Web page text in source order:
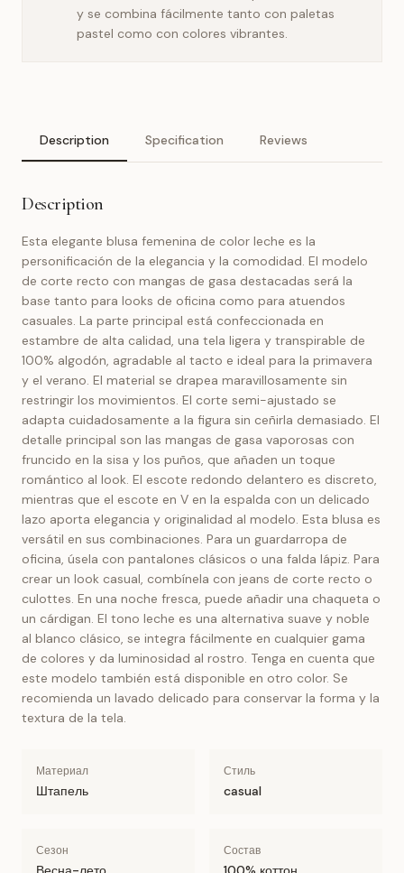
y se combina fácilmente tanto con paletas
pastel como con colores vibrantes.
Description Specification Reviews
Description
Esta elegante blusa femenina de color leche es la
personificación de la elegancia y la comodidad. El modelo
de corte recto con mangas de gasa destacadas será la
base tanto para looks de oficina como para atuendos
casuales. La parte principal está confeccionada en
estambre de alta calidad, una tela ligera y transpirable de
100% algodón, agradable al tacto e ideal para la primavera
y el verano. El material se drapea maravillosamente sin
restringir los movimientos. El corte semi-ajustado se
adapta cuidadosamente a la figura sin ceñirla demasiado. El
detalle principal son las mangas de gasa vaporosas con
fruncido en la sisa y los puños, que añaden un toque
romántico al look. El escote redondo delantero es discreto,
mientras que el escote en V en la espalda con un delicado
lazo aporta elegancia y originalidad al modelo. Esta blusa es
versátil en sus combinaciones. Para un guardarropa de
oficina, úsela con pantalones clásicos o una falda lápiz. Para
crear un look casual, combínela con jeans de corte recto o
culottes. En una noche fresca, puede añadir una chaqueta o
un cárdigan. El tono leche es una alternativa suave y noble
al blanco clásico, se integra fácilmente en cualquier gama
de colores y da luminosidad al rostro. Tenga en cuenta que
este modelo también está disponible en otro color. Se
recomienda un lavado delicado para conservar la forma y la
textura de la tela.
Материал
Штапель
Стиль
casual
Сезон Состав